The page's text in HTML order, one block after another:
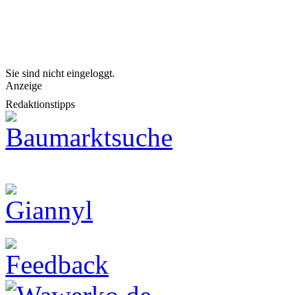
Sie sind nicht eingeloggt.
Anzeige
Redaktionstipps